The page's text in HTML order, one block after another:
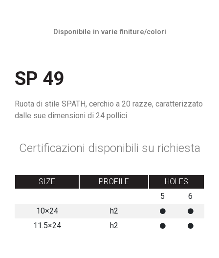
Disponibile in varie finiture/colori
SP 49
Ruota di stile SPATH, cerchio a 20 razze, caratterizzato
dalle sue dimensioni di 24 pollici
Certificazioni disponibili su richiesta
SIZE PROFILE
HOLES
5
6
10×24
h2
11.5×24
h2